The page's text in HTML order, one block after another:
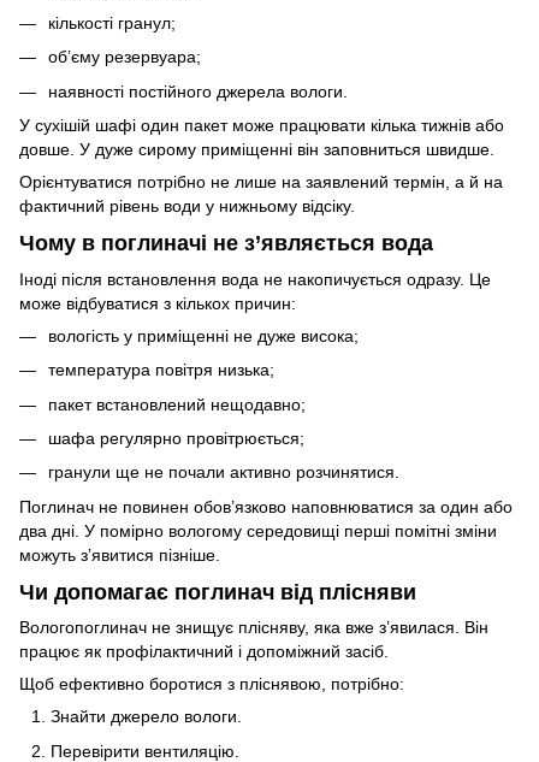
кількості гранул;
об’єму резервуара;
наявності постійного джерела вологи.
У сухішій шафі один пакет може працювати кілька тижнів або
довше. У дуже сирому приміщенні він заповниться швидше.
Орієнтуватися потрібно не лише на заявлений термін, а й на
фактичний рівень води у нижньому відсіку.
Чому в поглиначі не з’являється вода
Іноді після встановлення вода не накопичується одразу. Це
може відбуватися з кількох причин:
вологість у приміщенні не дуже висока;
температура повітря низька;
пакет встановлений нещодавно;
шафа регулярно провітрюється;
гранули ще не почали активно розчинятися.
Поглинач не повинен обов’язково наповнюватися за один або
два дні. У помірно вологому середовищі перші помітні зміни
можуть з’явитися пізніше.
Чи допомагає поглинач від плісняви
Вологопоглинач не знищує плісняву, яка вже з’явилася. Він
працює як профілактичний і допоміжний засіб.
Щоб ефективно боротися з пліснявою, потрібно:
Знайти джерело вологи.
Перевірити вентиляцію.